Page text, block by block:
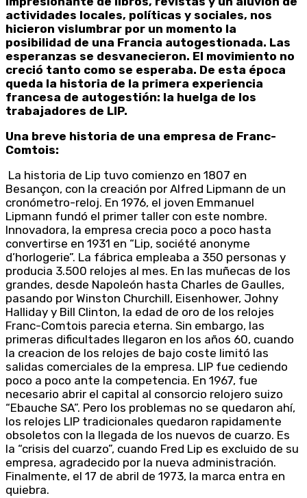
actividades locales, políticas y sociales, nos
hicieron vislumbrar por un momento la
posibilidad de una Francia autogestionada. Las
esperanzas se desvanecieron. El movimiento no
creció tanto como se esperaba. De esta época
queda la historia de la primera experiencia
francesa de autogestión: la huelga de los
trabajadores de LIP.
Una breve historia de una empresa de Franc-
Comtois:
La historia de Lip tuvo comienzo en 1807 en
Besançon, con la creación por Alfred Lipmann de un
cronómetro-reloj. En 1976, el joven Emmanuel
Lipmann fundó el primer taller con este nombre.
Innovadora, la empresa crecia poco a poco hasta
convertirse en 1931 en “Lip, société anonyme
d’horlogerie”. La fábrica empleaba a 350 personas y
producia 3.500 relojes al mes. En las muñecas de los
grandes, desde Napoleón hasta Charles de Gaulles,
pasando por Winston Churchill, Eisenhower, Johny
Halliday y Bill Clinton, la edad de oro de los relojes
Franc-Comtois parecia eterna. Sin embargo, las
primeras dificultades llegaron en los años 60, cuando
la creacion de los relojes de bajo coste limitó las
salidas comerciales de la empresa. LIP fue cediendo
poco a poco ante la competencia. En 1967, fue
necesario abrir el capital al consorcio relojero suizo
“Ebauche SA”. Pero los problemas no se quedaron ahí,
los relojes LIP tradicionales quedaron rapidamente
obsoletos con la llegada de los nuevos de cuarzo. Es
la “crisis del cuarzo”, cuando Fred Lip es excluido de su
empresa, agradecido por la nueva administración.
Finalmente, el 17 de abril de 1973, la marca entra en
quiebra.